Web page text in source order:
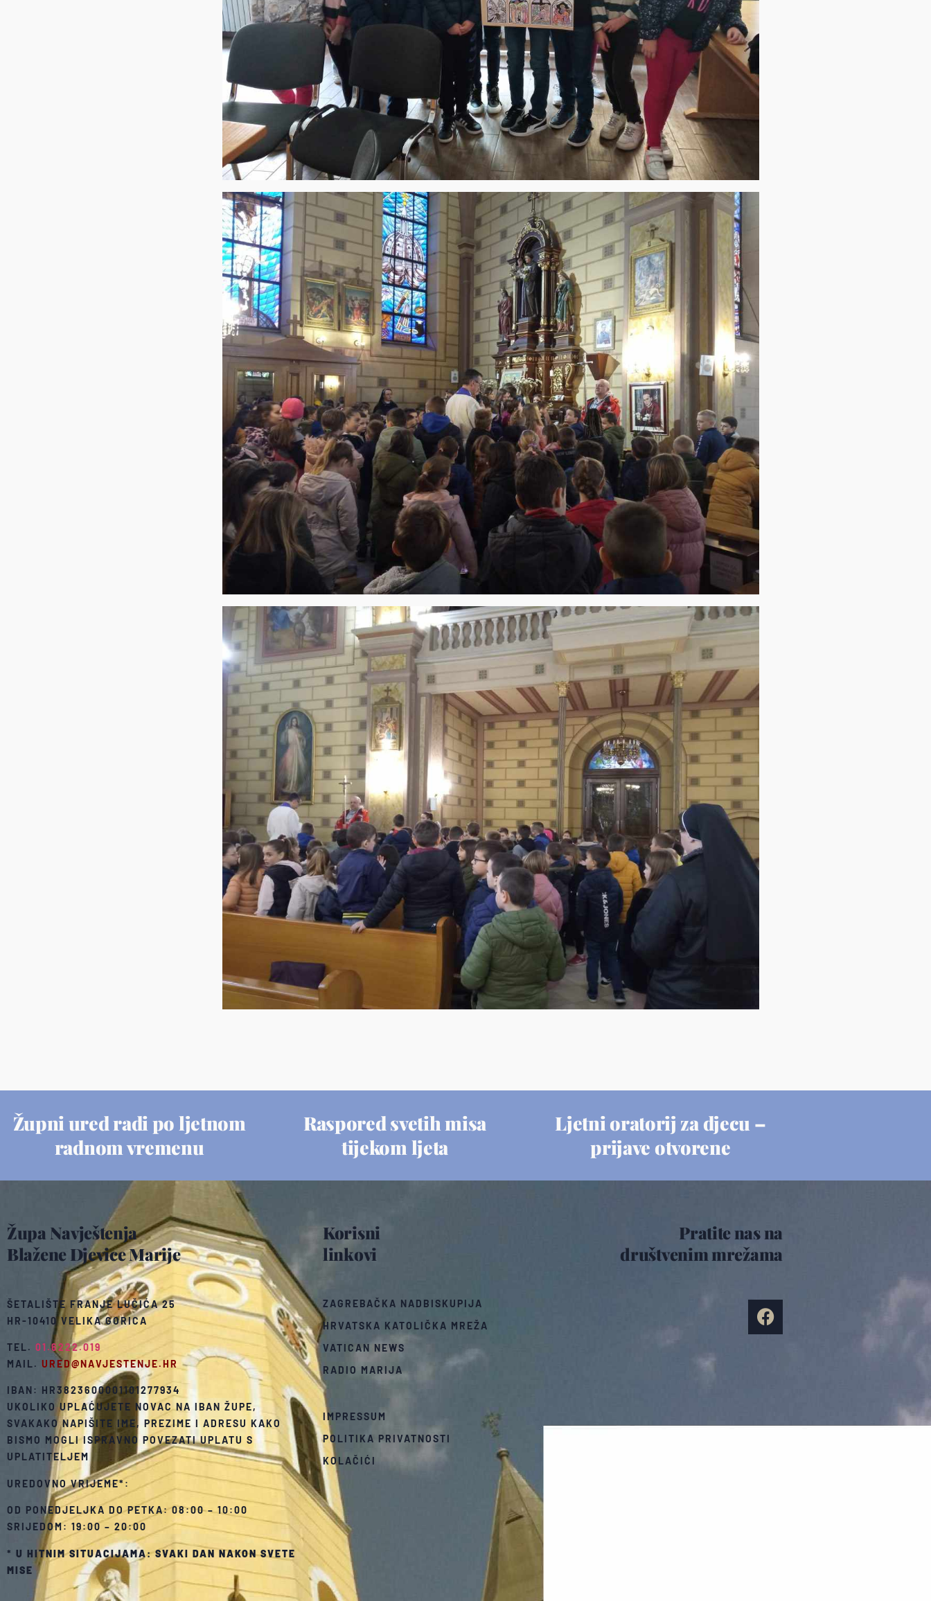
Župni ured radi po ljetnom
radnom vremenu
Raspored svetih misa
tijekom ljeta
Ljetni oratorij za djecu –
prijave otvorene
Župa Navještenja
Blažene Djevice Marije
ŠETALIŠTE FRANJE LUČIĆA 25
HR-10410 VELIKA GORICA
TEL. 01.6222.019
MAIL. URED@NAVJESTENJE.HR
IBAN: HR3823600001101277934
UKOLIKO UPLAĆUJETE NOVAC NA IBAN ŽUPE,
SVAKAKO NAPIŠITE IME, PREZIME I ADRESU KAKO
BISMO MOGLI ISPRAVNO POVEZATI UPLATU S
UPLATITELJEM
UREDOVNO VRIJEME*:
OD PONEDJELJKA DO PETKA: 08:00 – 10:00
SRIJEDOM: 19:00 – 20:00
* U HITNIM SITUACIJAMA: SVAKI DAN NAKON SVETE
MISE
Korisni
linkovi
ZAGREBAČKA NADBISKUPIJA
HRVATSKA KATOLIČKA MREŽA
VATICAN NEWS
RADIO MARIJA
IMPRESSUM
POLITIKA PRIVATNOSTI
KOLAČIĆI
Pratite nas na
društvenim mrežama